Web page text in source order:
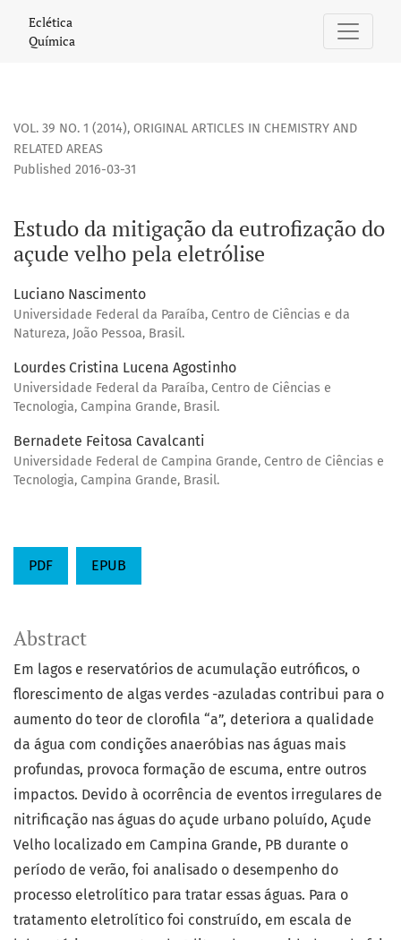
Estudo da mitigação da eutrofização do açude velho pela
Eclética
Química
VOL. 39 NO. 1 (2014), ORIGINAL ARTICLES IN CHEMISTRY AND
RELATED AREAS
Estudo da mitigação da eutrofização do
açude velho pela eletrólise
Published 2016-03-31
Luciano Nascimento
Universidade Federal da Paraíba, Centro de Ciências e da
Natureza, João Pessoa, Brasil.
Lourdes Cristina Lucena Agostinho
Universidade Federal da Paraíba, Centro de Ciências e
Tecnologia, Campina Grande, Brasil.
Bernadete Feitosa Cavalcanti
Universidade Federal de Campina Grande, Centro de Ciências e
Tecnologia, Campina Grande, Brasil.
PDF EPUB
Abstract
Em lagos e reservatórios de acumulação eutróficos, o
florescimento de algas verdes -azuladas contribui para o
aumento do teor de clorofila “a”, deteriora a qualidade
da água com condições anaeróbias nas águas mais
profundas, provoca formação de escuma, entre outros
impactos. Devido à ocorrência de eventos irregulares de
nitrificação nas águas do açude urbano poluído, Açude
Velho localizado em Campina Grande, PB durante o
período de verão, foi analisado o desempenho do
processo eletrolítico para tratar essas águas. Para o
tratamento eletrolítico foi construído, em escala de